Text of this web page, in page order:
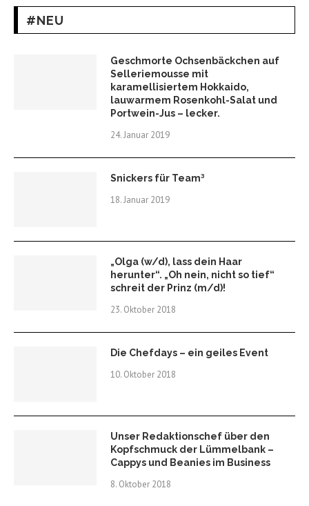
#NEU
Geschmorte Ochsenbäckchen auf
Selleriemousse mit
karamellisiertem Hokkaido,
lauwarmem Rosenkohl-Salat und
Portwein-Jus – lecker.
24. Januar 2019
Snickers für Team³
18. Januar 2019
„Olga (w/d), lass dein Haar
herunter“. „Oh nein, nicht so tief“
schreit der Prinz (m/d)!
23. Oktober 2018
Die Chefdays – ein geiles Event
10. Oktober 2018
Unser Redaktionschef über den
Kopfschmuck der Lümmelbank –
Cappys und Beanies im Business
8. Oktober 2018